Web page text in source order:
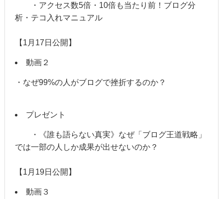
・アクセス数5倍・10倍も当たり前！ブログ分
析・テコ入れマニュアル
【1月17日公開】
動画２
・なぜ99%の人がブログで挫折するのか？
プレゼント
・《誰も語らない真実》なぜ「ブログ王道戦略」
では一部の人しか成果が出せないのか？
【1月19日公開】
動画３